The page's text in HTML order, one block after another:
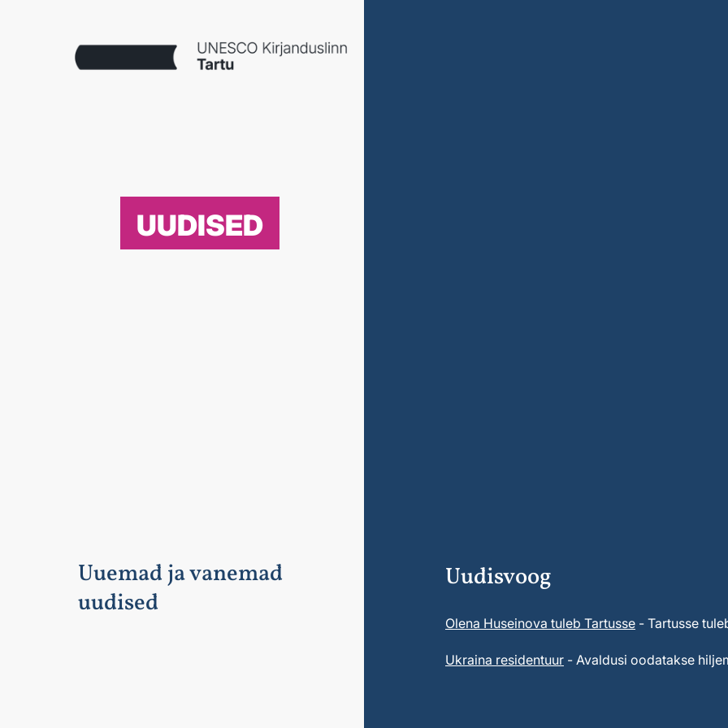
UUDISED
Uuemad ja vanemad
uudised
Uudisvoog
Olena Huseinova tuleb Tartusse - Tartusse
Ukraina residentuur - Avaldusi oodatakse